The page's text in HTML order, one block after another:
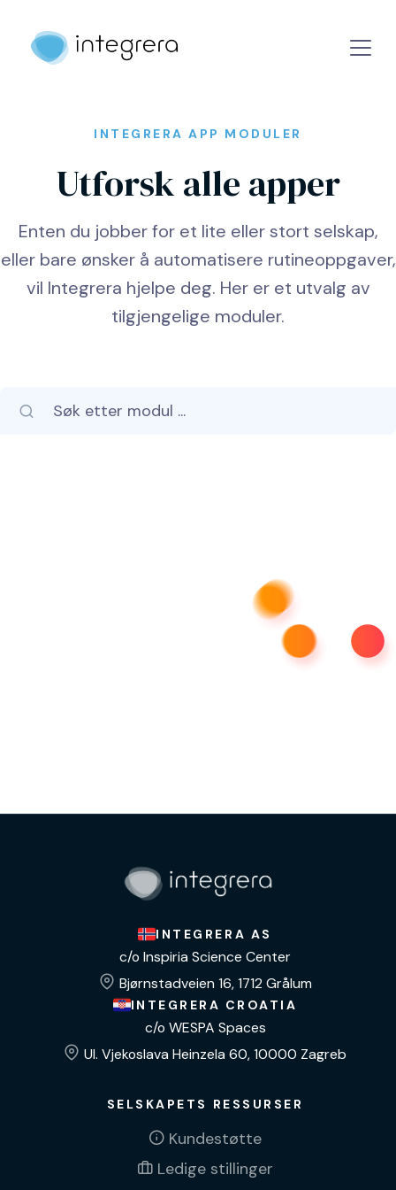
INTEGRERA APP MODULER
Utforsk alle apper
Enten du jobber for et lite eller stort selskap,
eller bare ønsker å automatisere rutineoppgaver,
vil Integrera hjelpe deg. Her er et utvalg av
tilgjengelige moduler.
INTEGRERA AS
c/o Inspiria Science Center
Bjørnstadveien 16, 1712 Grålum
INTEGRERA CROATIA
c/o WESPA Spaces
Ul. Vjekoslava Heinzela 60, 10000 Zagreb
SELSKAPETS RESSURSER
Kundestøtte
Ledige stillinger